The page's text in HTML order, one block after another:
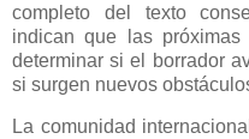
completo del texto
indican que las
determinar si el borrador
si surgen nuevos
La comunidad